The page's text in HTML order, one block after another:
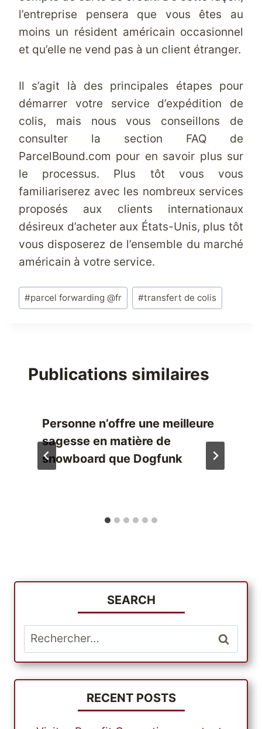
l’entreprise pensera que vous êtes au
moins un résident américain occasionnel
et qu’elle ne vend pas à un client étranger.
Il s’agit là des principales étapes pour
démarrer votre service d’expédition de
colis, mais nous vous conseillons de
consulter la section FAQ de
ParcelBound.com pour en savoir plus sur
le processus. Plus tôt vous vous
familiariserez avec les nombreux services
proposés aux clients internationaux
désireux d’acheter aux États-Unis, plus tôt
vous disposerez de l’ensemble du marché
américain à votre service.
Étiquettes
de
#parcel forwarding @fr #transfert de colis
Publications similaires
Personne n’offre une meilleure
sagesse en matière de
snowboard que Dogfunk
SEARCH
Rechercher :
RECENT POSTS